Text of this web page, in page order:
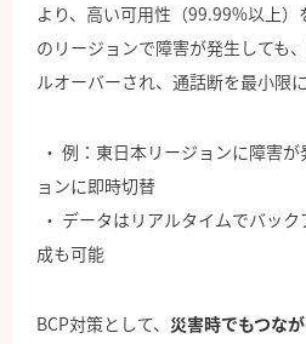
より、高い可用性（99.99%以上
のリージョンで障害が発生しても
ルオーバーされ、通話断を最小限に
例：東日本リージョンに障害
ョンに即時切替
データはリアルタイムでバッ
成も可能
BCP対策として、 災害時でもつな